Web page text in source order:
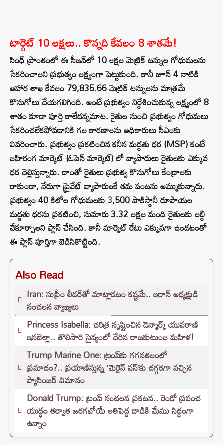
టార్గెట్ 10 లక్షలు.. కొన్నది కేవలం 8 శాతమే!
సింధ్ ప్రాంతంలో ఈ సీజన్‌లో 10 లక్షల మెట్రిక్ టన్నుల గోధుమలను
సేకరించాలని ప్రభుత్వం లక్ష్యంగా పెట్టుకుంది. కానీ జూన్ 4 నాటికి
ఆహార శాఖ కేవలం 79,835.66 మెట్రిక్ టన్నులను మాత్రమే
కొనుగోలు చేయగలిగింది. అంటే ప్రభుత్వం నిర్దేశించుకున్న లక్ష్యంలో 8
శాతం కూడా పూర్తి కాలేదన్నమాట. రైతుల నుంచి ప్రభుత్వం గోధుమలు
సేకరించలేకపోవడానికి గల కారణాలను అధికారులు సీఎంకు
వివరించారు. ప్రభుత్వం ప్రకటించిన కనీస మద్దతు ధర (MSP) కంటే
బహిరంగ మార్కెట్ (ఓపెన్ మార్కెట్) లో వ్యాపారులు రైతులకు ఎక్కువ
ధర చెల్లిస్తున్నారు. దాంతో రైతులు ప్రభుత్వ కొనుగోలు కేంద్రాలకు
రాకుండా, నేరుగా ప్రైవేట్ వ్యాపారులకే తమ పంటను అమ్ముకున్నారు.
ప్రభుత్వం 40 కిలోల గోధుమలకు 3,500 పాకిస్థానీ రూపాయల
మద్దతు ధరను ప్రకటించి, సుమారు 3.32 లక్షల మంది రైతులకు లబ్ధి
చేకూర్చాలని ప్లాన్ చేసింది. కానీ మార్కెట్ రేటు ఎక్కువగా ఉండటంతో
ఈ ప్లాన్ పూర్తిగా బెడిసికొట్టింది.
Also Read
Iran: సుప్రీం లీడర్‌తో మాట్లాడటం కష్టమే.. ఇరాన్ అధ్యక్షుడి
సంచలన వ్యాఖ్యలు
Princess Isabella: చరిత్ర సృష్టించిన డెన్మార్క్ యువరాణి
ఇసబెల్లా.. తొలిసారి సైన్యంలో చేరిన రాజకుటుంబ మహిళ!
Trump Marine One: ట్రంప్‌కు గగనతలంలో
ప్రమాదం?.. ప్రయాణిస్తున్న ‘మెరైన్ వన్’కు దగ్గరగా వచ్చిన
ప్యాసింజర్ విమానం
Donald Trump: ట్రంప్ సంచలన ప్రకటన.. రెండో ప్రపంచ
యుద్ధం తర్వాత జరగబోయే అతిపెద్ద దాడికి మేము సిద్ధంగా
ఉన్నాం